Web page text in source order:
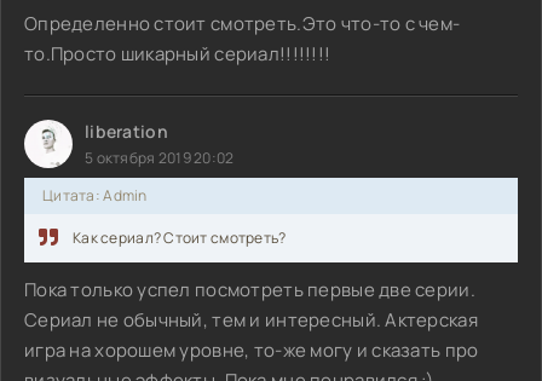
Определенно стоит смотреть.Это что-то с чем-
то.Просто шикарный сериал!!!!!!!!
liberation
5 октября 2019 20:02
Цитата: Admin
Как сериал? Стоит смотреть?
Пока только успел посмотреть первые две серии.
Сериал не обычный, тем и интересный. Актерская
игра на хорошем уровне, то-же могу и сказать про